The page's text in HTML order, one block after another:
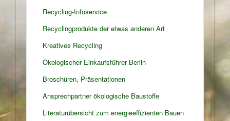
Recycling-Infoservice
Recyclingprodukte der etwas anderen Art
Kreatives Recycling
Ökologischer Einkaufsführer Berlin
Broschüren, Präsentationen
Ansprechpartner ökologische Baustoffe
Literaturübersicht zum energieeffizienten Bauen